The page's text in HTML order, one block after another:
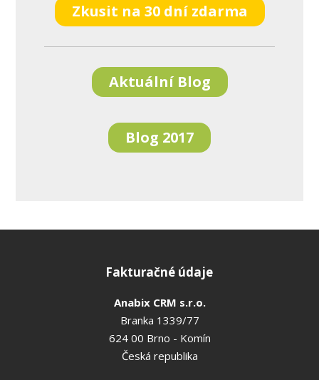
Zkusit na 30 dní zdarma
Aktuální Blog
Blog 2017
Fakturačné údaje
Anabix CRM s.r.o.
Branka 1339/77
624 00 Brno - Komín
Česká republika